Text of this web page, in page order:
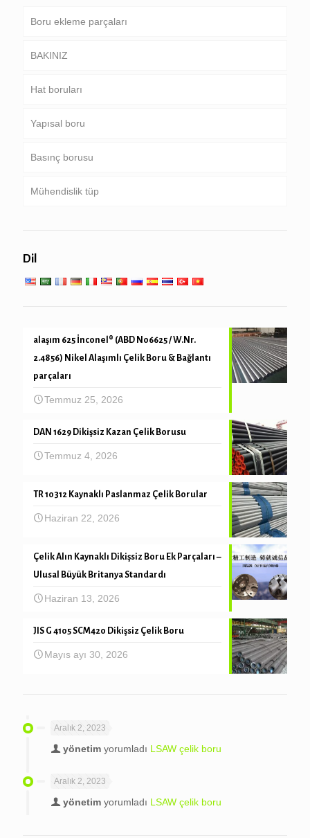
Boru ekleme parçaları
BAKINIZ
Boru & kasa
Sondaj borusu
Ağır sondaj boru & Matkap yaka
Hat boruları
Ortak boru hattı
Özel servis ve kaplamalı & kaplı boru
Yapısal boru
Yuvarlak, kare & dikdörtgen boru
Galvanizli boru
Basınç borusu
Kazan, ısı eşanjörü, kondansatör & kızdırıcı tüp
Mühendislik tüp
Dil
alaşım 625 İnconel® (ABD N06625 / W.Nr.
2.4856) Nikel Alaşımlı Çelik Boru & Bağlantı
parçaları
Temmuz 25, 2026
DAN 1629 Dikişsiz Kazan Çelik Borusu
Temmuz 4, 2026
TR 10312 Kaynaklı Paslanmaz Çelik Borular
Haziran 22, 2026
Çelik Alın Kaynaklı Dikişsiz Boru Ek Parçaları –
Ulusal Büyük Britanya Standardı
Haziran 13, 2026
JIS G 4105 SCM420 Dikişsiz Çelik Boru
Mayıs ayı 30, 2026
Aralık 2, 2023
yönetim yorumladı LSAW çelik boru
Aralık 2, 2023
yönetim yorumladı LSAW çelik boru